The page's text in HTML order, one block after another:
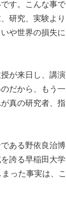
す。こんな事で
研究、実験より
や世界の損失に
が来日し、講演
だから、もう一
真の研究者、指
ある野依良治博
誇る早稲田大学
った事実は、こ